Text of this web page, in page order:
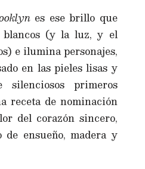
es ese brillo que
blancos (y la luz, y el
e ilumina personajes,
en las pieles lisas y
silenciosos primeros
receta de nominación
del corazón sincero,
ensueño, madera y